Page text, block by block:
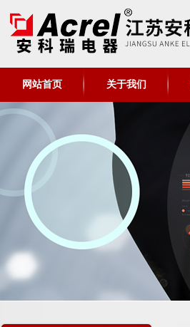
网站首页 关于我们